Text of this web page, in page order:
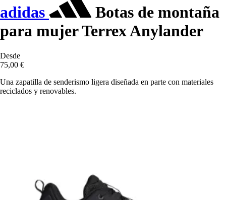
adidas
Botas de montaña
para mujer Terrex Anylander
Desde
75,00 €
Una zapatilla de senderismo ligera diseñada en parte con materiales
reciclados y renovables.